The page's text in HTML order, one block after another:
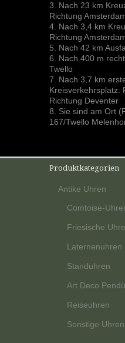
3. Nach 23 km
Richtung
4. Nach 3,4 km
Richtung
5. Nach 42 km
6. Nach 400 m
Twello
7. Nach 3,7 km
Kreisverkehrsplatz:
Richtung Deventer
8. Sie sind am Ort
167/Twello
Produktkategorien
Antike Uhren
Comtoise-
Friesische
Laternenuhren
Standuhren
Art Deco
Reiseuhren
Sonstige Uhren